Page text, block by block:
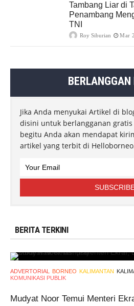
Tambang Liar di
Penambang
TNI
Roy Siburian Mar
Jika Anda menyukai Artikel di
disini untuk berlangganan gratis
begitu Anda akan mendapat
artikel yang terbit di
BERITA TERKINI
ADVERTORIAL BORNEO KALIMANTAN
KOMUNIKASI PUBLIK
Mudyat Noor Temui Menteri